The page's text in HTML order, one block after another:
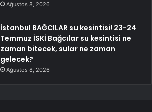
Ağustos 8, 2026
İstanbul BAĞCILAR su kesintisi! 23-24
Temmuz İSKİ Bağcılar su kesintisi ne
zaman bitecek, sular ne zaman
gelecek?
Ağustos 8, 2026